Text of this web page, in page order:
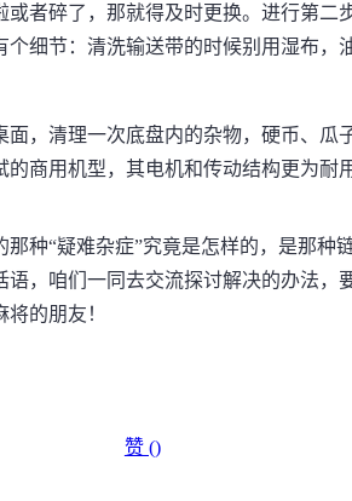
者碎了，那就得及时更换。进行第二
细节：清洗输送带的时候别用湿布，
，清理一次底盘内的杂物，硬币、瓜
商用机型，其电机和传动结构更为耐
种“疑难杂症”究竟是怎样的，是那种
，咱们一同去交流探讨解决的办法，
的朋友！
赞 ()